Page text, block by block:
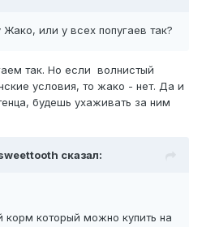
Жако, или у всех попугаев так?
так. Но если волнистый
условия, то жако - нет. Да и
будешь ухаживать за ним
сказал:
корм который можно купить на